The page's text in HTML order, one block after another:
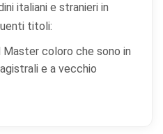
italiani e stranieri in
titoli:
coloro che sono in
e a vecchio